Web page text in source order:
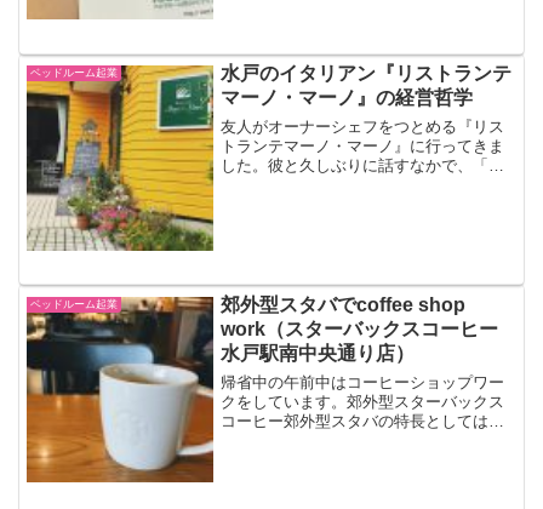
ベッドルーム起業
水戸のイタリアン『リストランテ
マーノ・マーノ』の経営哲学
友人がオーナーシェフをつとめる『リス
トランテマーノ・マーノ』に行ってきま
した。彼と久しぶりに話すなかで、「飲
ベッドルーム起業
郊外型スタバでcoffee shop
work（スターバックスコーヒー
水戸駅南中央通り店）
帰省中の午前中はコーヒーショップワー
クをしています。郊外型スターバックス
コーヒー郊外型スタバの特長としては、